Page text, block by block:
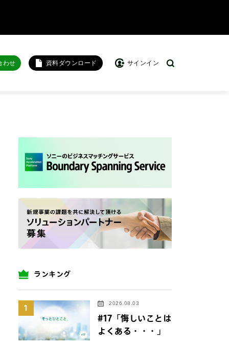
わせ 資料ダウンロード サインイン
ランキング
1 2026.08.03
#17「悔しいことは
よくある・・・」